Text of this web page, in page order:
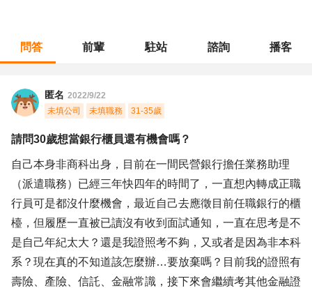
問答 前輩 駐站 諮詢 播客
匿名 2022/9/22
未填公司
未填職務 31-35歲
請問30歲想當銀行櫃員還有機會嗎？
自己本身非商科出身，目前在一間民營銀行擔任業務助理
（派遣職務）已經三年快四年的時間了，一直想內轉成正職
行員可是都沒什麼機會，最近自己去應徵目前任職銀行的櫃
檯，但履歷一直被已讀沒有收到面試通知，一直在思考是不
是自己年紀太大？還是我證照考不夠，又或者是因為非本科
系？現在真的不知道該怎麼辦…要放棄嗎？目前我的證照有
壽險、產險、信託、金融常識，接下來會繼續考其他金融證